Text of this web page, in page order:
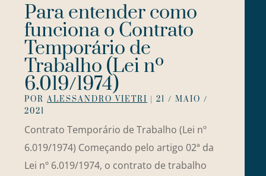
Para entender como
funciona o Contrato
Temporário de
Trabalho (Lei nº
6.019/1974)
PORALESSANDRO VIETRI |21 / MAIO /
2021
Contrato Temporário de Trabalho (Lei nº
6.019/1974) Começando pelo artigo 02ª da
Lei nº 6.019/1974, o contrato de trabalho